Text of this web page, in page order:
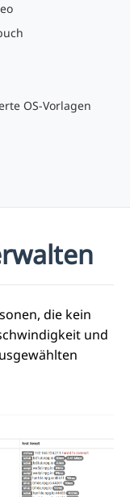
OS-Vorlagen
die kein
und